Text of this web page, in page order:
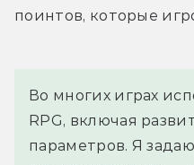
поинтов, которые
Во многих играх
RPG, включая
параметров. Я